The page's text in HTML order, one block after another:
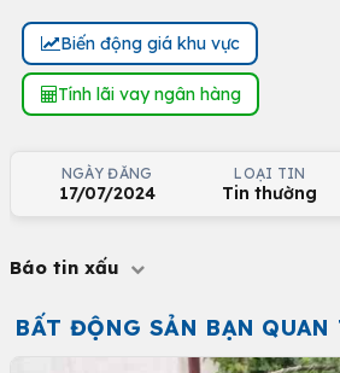
Biến động giá khu vực
Tính lãi vay ngân hàng
NGÀY ĐĂNG
17/07/2024
LOẠI TIN
Tin thường
Báo tin xấu
BẤT ĐỘNG SẢN BẠN QUAN